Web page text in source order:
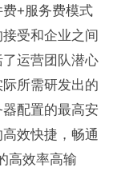
+服务费模式
受和企业之间
运营团队潜心
所需研发出的
配置的最高安
效快捷，畅通
高效率高输